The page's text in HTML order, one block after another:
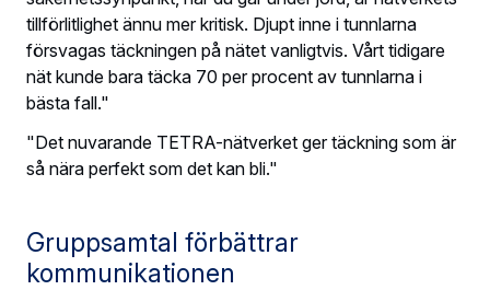
tillförlitlighet ännu mer kritisk. Djupt inne i tunnlarna
försvagas täckningen på nätet vanligtvis. Vårt tidigare
nät kunde bara täcka 70 per procent av tunnlarna i
bästa fall."
"Det nuvarande TETRA-nätverket ger täckning som är
så nära perfekt som det kan bli."
Gruppsamtal förbättrar
kommunikationen